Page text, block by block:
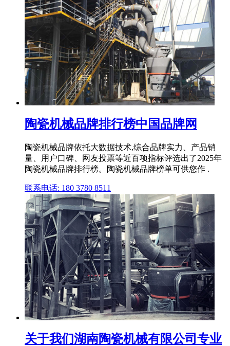
陶瓷机械品牌排行榜中国品牌网
陶瓷机械品牌依托大数据技术,综合品牌实力、产品销
量、用户口碑、网友投票等近百项指标评选出了2025年
陶瓷机械品牌排行榜。陶瓷机械品牌榜单可供您作 .
联系电话: 180 3780 8511
关于我们湖南陶瓷机械有限公司专业